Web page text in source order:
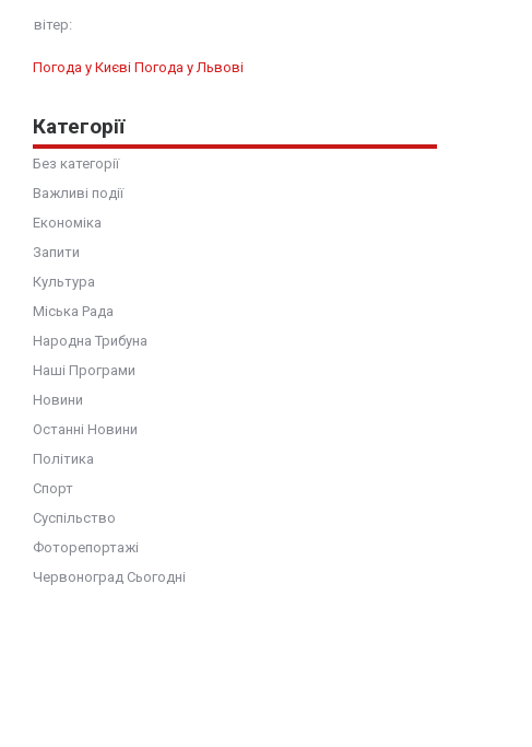
вітер:
Погода у Києві Погода у Львові
Категорії
Без категорії
Важливі події
Економіка
Запити
Культура
Міська Рада
Народна Трибуна
Наші Програми
Новини
Останні Новини
Політика
Спорт
Суспільство
Фоторепортажі
Червоноград Сьогодні